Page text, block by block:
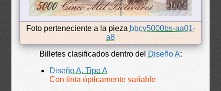
Foto perteneciente a la pieza bbcv5000bs-aa01-
a8
Billetes clasificados dentro del Diseño A:
Diseño A, Tipo A
Con tinta ópticamente variable